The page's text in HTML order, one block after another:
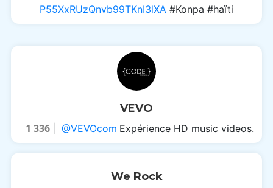
P55XxRUzQnvb99TKnI3lXA #Konpa #haïti
VEVO
1 336
@VEVOcom Expérience HD music videos.
We Rock